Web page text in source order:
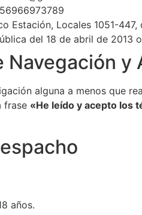
Estación, Locales 1051-
del 18 de abril de 2013
Navegación y
alguna a menos que
frase «He leído y acepto los
años.